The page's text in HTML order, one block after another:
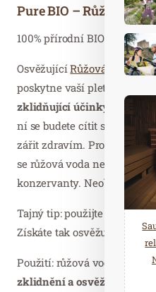
Pure BIO – Růžová
100% přírodní BIO pleťová
OsvěžujícíRůžová vodaze
poskytne vaší pleti čistou a
zklidňující účinky
, pleť
ní se budete cítit svěží po
zářit zdravím. Pro své
se růžová voda nemusí
konzervanty. Neobsahuje
Tajný tip: použijte několik
Získáte tak osvěžující
Použití: růžová voda z
zklidnění a osvěžení pleti